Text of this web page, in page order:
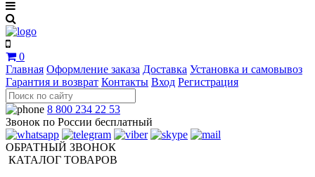
0
Главная Оформление заказа Доставка Установка и самовывоз
Гарантия и возврат Контакты Вход Регистрация
8 800 234 22 53
Звонок по России бесплатный
ОБРАТНЫЙ ЗВОНОК
КАТАЛОГ ТОВАРОВ